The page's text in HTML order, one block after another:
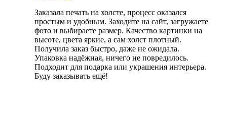
Заказала печать на холсте, процесс оказался
простым и удобным. Заходите на сайт, загружаете
фото и выбираете размер. Качество картинки на
высоте, цвета яркие, а сам холст плотный.
Получила заказ быстро, даже не ожидала.
Упаковка надёжная, ничего не повредилось.
Подходит для подарка или украшения интерьера.
Буду заказывать ещё!